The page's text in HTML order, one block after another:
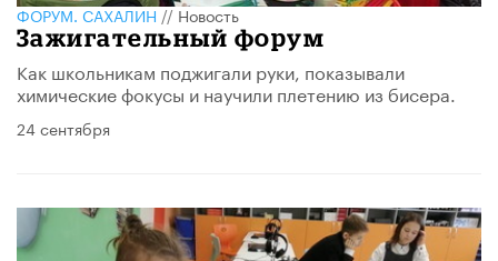
ФОРУМ. САХАЛИН//Новость
Зажигательный форум
Как школьникам поджигали руки, показывали
химические фокусы и научили плетению из бисера.
24 сентября